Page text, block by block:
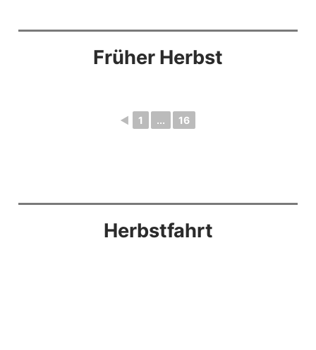
Früher Herbst
◄ 1 ... 16
Herbstfahrt